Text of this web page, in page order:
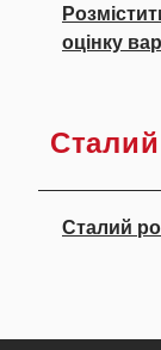
оцінку
Сталий